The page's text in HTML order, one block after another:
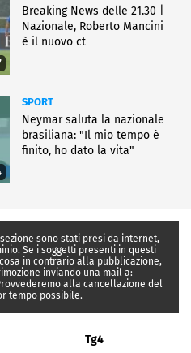
Breaking News delle 21.30 |
Nazionale, Roberto Mancini
è il nuovo ct
SPORT
Neymar saluta la nazionale
brasiliana: "Il mio tempo è
finito, ho dato la vita"
sono stati presi da internet,
Se i soggetti presenti in questi
in contrario alla pubblicazione,
inviando una mail a:
alla cancellazione del
tempo possibile.
Tg4